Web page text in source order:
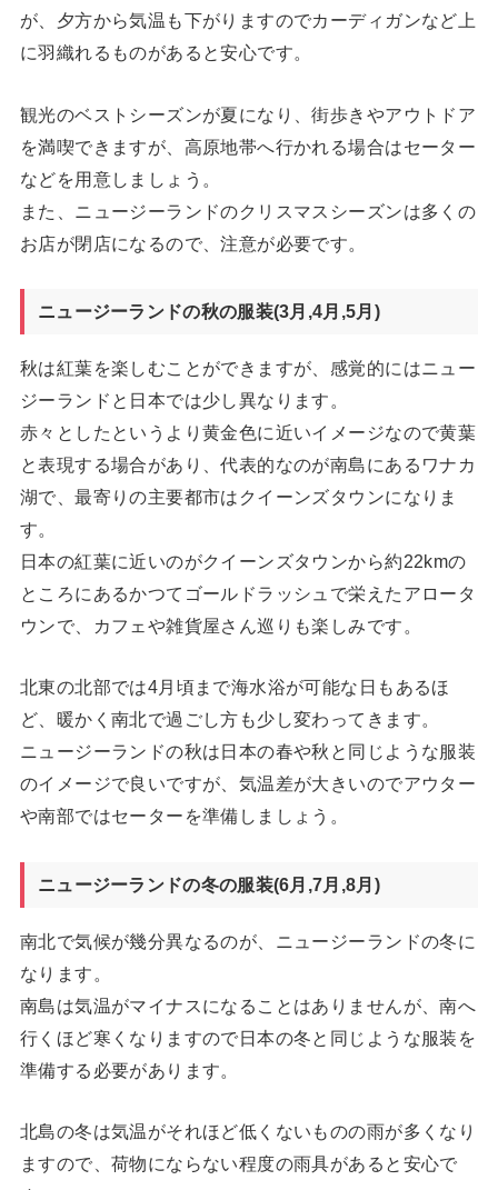
が、夕方から気温も下がりますのでカーディガンなど上
に羽織れるものがあると安心です。
観光のベストシーズンが夏になり、街歩きやアウトドア
を満喫できますが、高原地帯へ行かれる場合はセーター
などを用意しましょう。
また、ニュージーランドのクリスマスシーズンは多くの
お店が閉店になるので、注意が必要です。
ニュージーランドの秋の服装(3月,4月,5月)
秋は紅葉を楽しむことができますが、感覚的にはニュー
ジーランドと日本では少し異なります。
赤々としたというより黄金色に近いイメージなので黄葉
と表現する場合があり、代表的なのが南島にあるワナカ
湖で、最寄りの主要都市はクイーンズタウンになりま
す。
日本の紅葉に近いのがクイーンズタウンから約22kmの
ところにあるかつてゴールドラッシュで栄えたアロータ
ウンで、カフェや雑貨屋さん巡りも楽しみです。
北東の北部では4月頃まで海水浴が可能な日もあるほ
ど、暖かく南北で過ごし方も少し変わってきます。
ニュージーランドの秋は日本の春や秋と同じような服装
のイメージで良いですが、気温差が大きいのでアウター
や南部ではセーターを準備しましょう。
ニュージーランドの冬の服装(6月,7月,8月)
南北で気候が幾分異なるのが、ニュージーランドの冬に
なります。
南島は気温がマイナスになることはありませんが、南へ
行くほど寒くなりますので日本の冬と同じような服装を
準備する必要があります。
北島の冬は気温がそれほど低くないものの雨が多くなり
ますので、荷物にならない程度の雨具があると安心で